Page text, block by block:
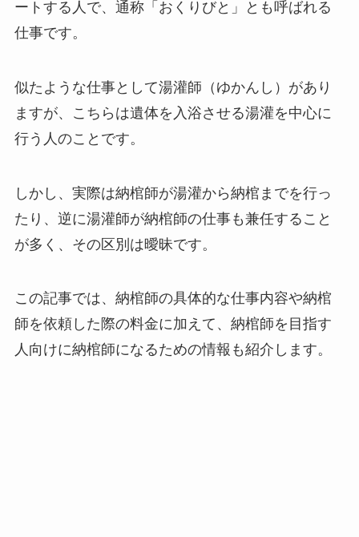
ートする人で、通称「おくりびと」とも呼ばれる
仕事です。
似たような仕事として湯灌師（ゆかんし）があり
ますが、こちらは遺体を入浴させる湯灌を中心に
行う人のことです。
しかし、実際は納棺師が湯灌から納棺までを行っ
たり、逆に湯灌師が納棺師の仕事も兼任すること
が多く、その区別は曖昧です。
この記事では、納棺師の具体的な仕事内容や納棺
師を依頼した際の料金に加えて、納棺師を目指す
人向けに納棺師になるための情報も紹介します。